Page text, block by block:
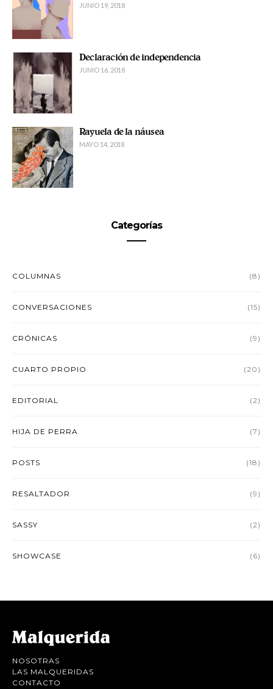
JUNIO 19, 2018
Declaración de independencia
JUNIO 16, 2018
Rayuela de la náusea
MAYO 14, 2018
Categorías
COLUMNAS (8)
CONVERSACIONES (15)
CRÓNICAS (9)
CUARTO PROPIO (20)
EDITORIAL (2)
HIJA DE PERRA (7)
POSTS (18)
RESALTADOR (9)
SASSY (2)
SHOWCASE (6)
NOSOTRAS
LAS MALQUERIDAS
CONTACTO